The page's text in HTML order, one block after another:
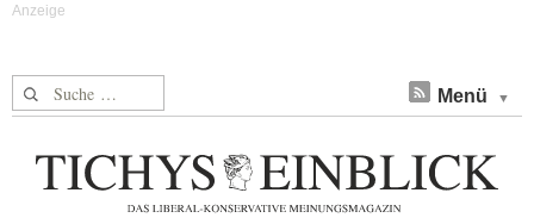
Suche nach: Menü